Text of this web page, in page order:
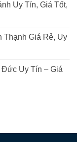
Uy Tín, Giá Tốt,
Thạnh Giá Rẻ, Uy
Đức Uy Tín – Giá